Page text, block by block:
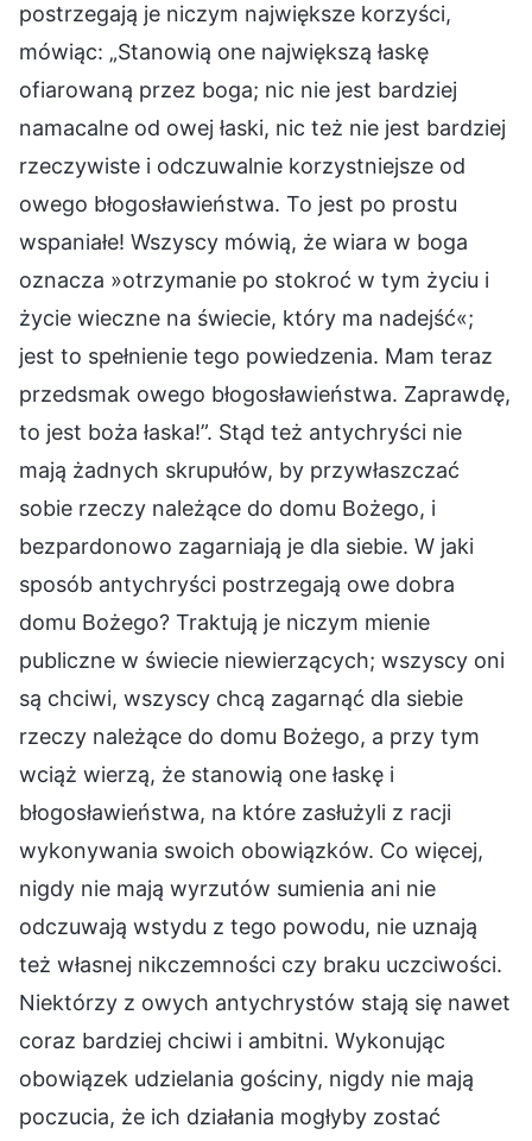
postrzegają je niczym największe korzyści,
mówiąc: „Stanowią one największą łaskę
ofiarowaną przez boga; nic nie jest bardziej
namacalne od owej łaski, nic też nie jest bardziej
rzeczywiste i odczuwalnie korzystniejsze od
owego błogosławieństwa. To jest po prostu
wspaniałe! Wszyscy mówią, że wiara w boga
oznacza »otrzymanie po stokroć w tym życiu i
życie wieczne na świecie, który ma nadejść«;
jest to spełnienie tego powiedzenia. Mam teraz
przedsmak owego błogosławieństwa. Zaprawdę,
to jest boża łaska!”. Stąd też antychryści nie
mają żadnych skrupułów, by przywłaszczać
sobie rzeczy należące do domu Bożego, i
bezpardonowo zagarniają je dla siebie. W jaki
sposób antychryści postrzegają owe dobra
domu Bożego? Traktują je niczym mienie
publiczne w świecie niewierzących; wszyscy oni
są chciwi, wszyscy chcą zagarnąć dla siebie
rzeczy należące do domu Bożego, a przy tym
wciąż wierzą, że stanowią one łaskę i
błogosławieństwa, na które zasłużyli z racji
wykonywania swoich obowiązków. Co więcej,
nigdy nie mają wyrzutów sumienia ani nie
odczuwają wstydu z tego powodu, nie uznają
też własnej nikczemności czy braku uczciwości.
Niektórzy z owych antychrystów stają się nawet
coraz bardziej chciwi i ambitni. Wykonując
obowiązek udzielania gościny, nigdy nie mają
poczucia, że ich działania mogłyby zostać